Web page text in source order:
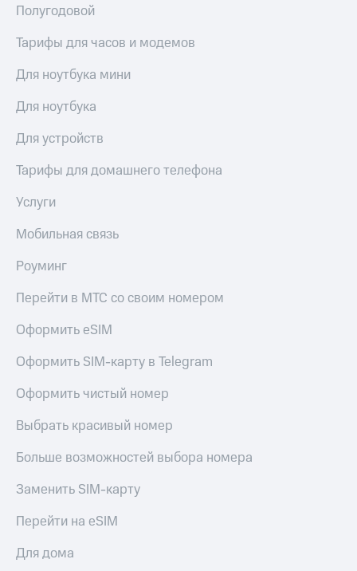
приобретения
выкупа
Дивиденды
облигаций
Описание
Уведомление
о
Другое
Контакты
деловая этика
Полугодовой
Тарифы для часов и модемов
Для ноутбука мини
Для ноутбука
Для устройств
Тарифы для домашнего телефона
Услуги
Мобильная связь
Роуминг
Перейти в МТС со своим номером
Оформить eSIM
Оформить SIM-карту в Telegram
Оформить чистый номер
Выбрать красивый номер
Больше возможностей выбора номера
Заменить SIM-карту
Перейти на eSIM
Для дома